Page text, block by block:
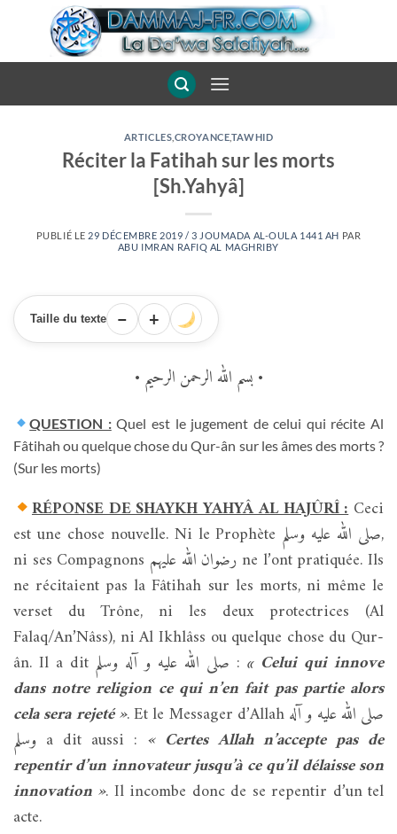
ARTICLES CROYANCETAWHID
Réciter la Fatihah sur les morts
[Sh.Yahyâ]
PUBLIÉ LE 29 DÉCEMBRE 2019 / 3 JOUMADA AL-OULA 1441 AH PAR
ABU IMRAN RAFIQ AL MAGHRIBY
Taille du texte − +
• بسم الله الرحمن الرحيم •
QUESTION :Quel est le jugement de celui qui récite Al
Fâtihah ou quelque chose du Qur-ân sur les âmes des morts ?
(Sur les morts)
RÉPONSE DE SHAYKH YAHYÂ AL HAJÛRÎ :Ceci
est une chose nouvelle. Ni le Prophète صلى الله عليه وسلم,
ni ses Compagnons رضوان الله عليهم ne l’ont pratiquée. Ils
ne récitaient pas la Fâtihah sur les morts, ni même le
verset du Trône, ni les deux protectrices (Al
Falaq/An’Nâss), ni Al Ikhlâss ou quelque chose du Qur-
ân. Il a dit صلى الله عليه و آله وسلم : « Celui qui innove
dans notre religion ce qui n’en fait pas partie alors
cela sera rejeté ». Et le Messager d’Allah صلى الله عليه و آله
وسلم a dit aussi : « Certes Allah n’accepte pas de
repentir d’un innovateur jusqu’à ce qu’il délaisse son
innovation ». Il incombe donc de se repentir d’un tel
acte.